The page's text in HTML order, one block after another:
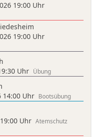
19:00 Uhr
19:00 Uhr
Uhr Übung
14:00 Uhr Bootsübung
Uhr Atemschutz